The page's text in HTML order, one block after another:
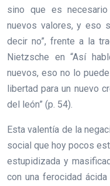
sino que es
nuevos valores, y eso
decir no”, frente a la
Nietzsche en “Así
nuevos, eso no lo
libertad para un nuevo
del león” (p. 54).
Esta valentía de la
social que hoy pocos
estupidizada y
con una ferocidad